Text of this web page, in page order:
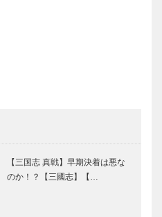
【三国志 真戦】早期決着は悪な
のか！？【三國志】【…